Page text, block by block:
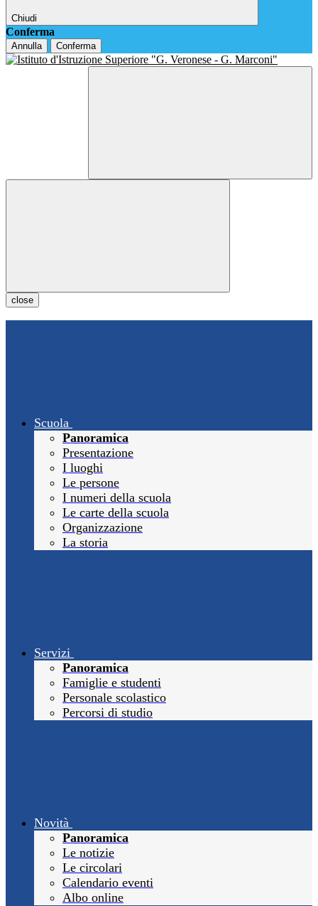
Chiudi
Conferma
Annulla Conferma
close
Scuola
Panoramica
Presentazione
I luoghi
Le persone
I numeri della scuola
Le carte della scuola
Organizzazione
La storia
Servizi
Panoramica
Famiglie e studenti
Personale scolastico
Percorsi di studio
Novità
Panoramica
Le notizie
Le circolari
Calendario eventi
Albo online